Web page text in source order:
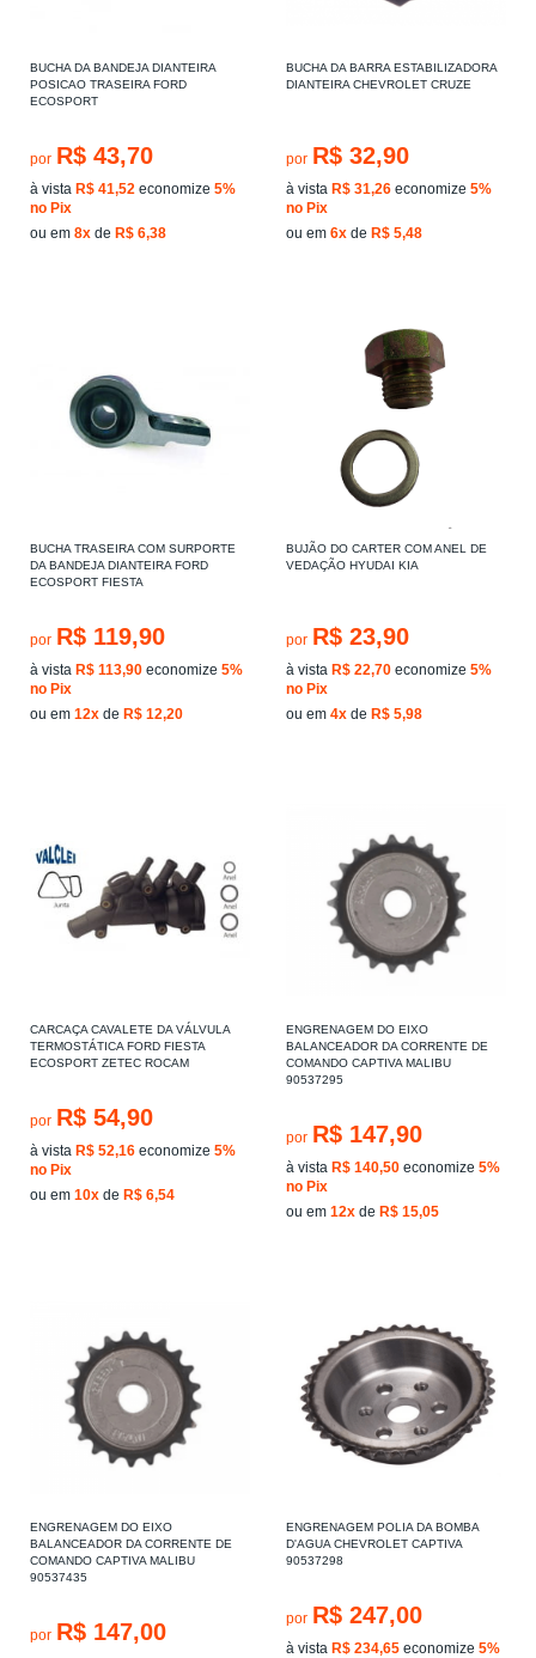
BUCHA DA BANDEJA DIANTEIRA
POSICAO TRASEIRA FORD
ECOSPORT
por R$ 43,70
à vista R$ 41,52 economize 5%
no Pix
ou em 8x de R$ 6,38
BUCHA DA BARRA ESTABILIZADORA
DIANTEIRA CHEVROLET CRUZE
por R$ 32,90
à vista R$ 31,26 economize 5%
no Pix
ou em 6x de R$ 5,48
BUCHA TRASEIRA COM SURPORTE
DA BANDEJA DIANTEIRA FORD
ECOSPORT FIESTA
por R$ 119,90
à vista R$ 113,90 economize 5%
no Pix
ou em 12x de R$ 12,20
BUJÃO DO CARTER COM ANEL DE
VEDAÇÃO HYUDAI KIA
por R$ 23,90
à vista R$ 22,70 economize 5%
no Pix
ou em 4x de R$ 5,98
CARCAÇA CAVALETE DA VÁLVULA
TERMOSTÁTICA FORD FIESTA
ECOSPORT ZETEC ROCAM
por R$ 54,90
à vista R$ 52,16 economize 5%
no Pix
ou em 10x de R$ 6,54
ENGRENAGEM DO EIXO
BALANCEADOR DA CORRENTE DE
COMANDO CAPTIVA MALIBU
90537295
por R$ 147,90
à vista R$ 140,50 economize 5%
no Pix
ou em 12x de R$ 15,05
ENGRENAGEM DO EIXO
BALANCEADOR DA CORRENTE DE
COMANDO CAPTIVA MALIBU
90537435
por R$ 147,00
ENGRENAGEM POLIA DA BOMBA
D'AGUA CHEVROLET CAPTIVA
90537298
por R$ 247,00
à vista R$ 234,65 economize 5%